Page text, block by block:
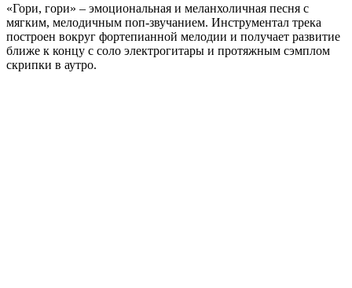
«Гори, гори» – эмоциональная и меланхоличная песня с
мягким, мелодичным поп-звучанием. Инструментал трека
построен вокруг фортепианной мелодии и получает развитие
ближе к концу с соло электрогитары и протяжным сэмплом
скрипки в аутро.